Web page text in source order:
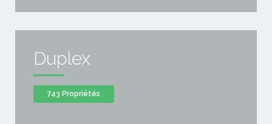
Duplex
743 Propriétés